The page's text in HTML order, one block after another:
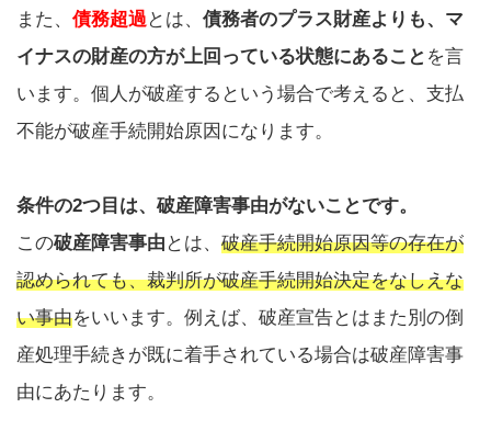
また、 債務超過とは、 債務者のプラス財産よりも、マ
イナスの財産の方が上回っている状態にあること を言
います。個人が破産するという場合で考えると、支払
不能が破産手続開始原因になります。
条件の2つ目は、破産障害事由がないことです。
この破産障害事由 とは、 破産手続開始原因等の存在が
認められても、裁判所が破産手続開始決定をなしえな
い事由をいいます。例えば、破産宣告とはまた別の倒
産処理手続きが既に着手されている場合は破産障害事
由にあたります。